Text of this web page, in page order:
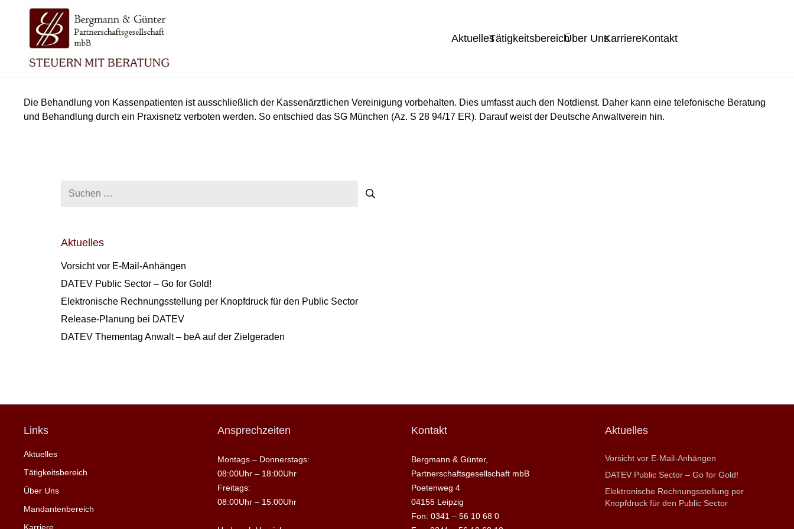
AktuellesTätigkeitsbereichÜber UnsKarriereKontakt
Die Behandlung von Kassenpatienten ist ausschließlich der Kassenärztlichen Vereinigung vorbehalten. Dies umfasst auch den Notdienst. Daher kann eine telefonische Beratung
und Behandlung durch ein Praxisnetz verboten werden. So entschied das SG München (Az. S 28 94/17 ER). Darauf weist der Deutsche Anwaltverein hin.
Aktuelles
Vorsicht vor E-Mail-Anhängen
DATEV Public Sector – Go for Gold!
Elektronische Rechnungsstellung per Knopfdruck für den Public Sector
Release-Planung bei DATEV
DATEV Thementag Anwalt – beA auf der Zielgeraden
Links
Aktuelles
Tätigkeitsbereich
Über Uns
Mandantenbereich
Ansprechzeiten
Montags – Donnerstags:
08:00Uhr – 18:00Uhr
Freitags:
08:00Uhr – 15:00Uhr
Kontakt
Bergmann & Günter,
Partnerschaftsgesellschaft mbB
Poetenweg 4
04155 Leipzig
Fon: 0341 – 56 10 68 0
Aktuelles
Vorsicht vor E-Mail-Anhängen
DATEV Public Sector – Go for Gold!
Elektronische Rechnungsstellung per
Knopfdruck für den Public Sector